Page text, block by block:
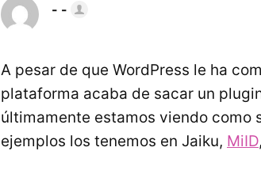
- -
A pesar de que WordPress le ha
plataforma acaba de sacar un
últimamente estamos viendo como
ejemplos los tenemos en Jaiku, MiID,